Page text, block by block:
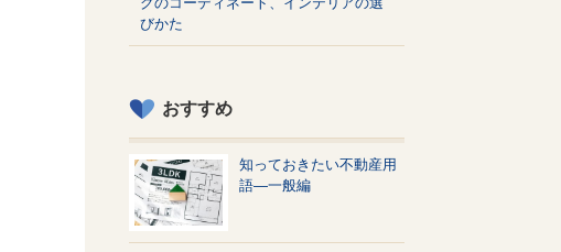
びかた
おすすめ
知っておきたい不動産用
語—一般編